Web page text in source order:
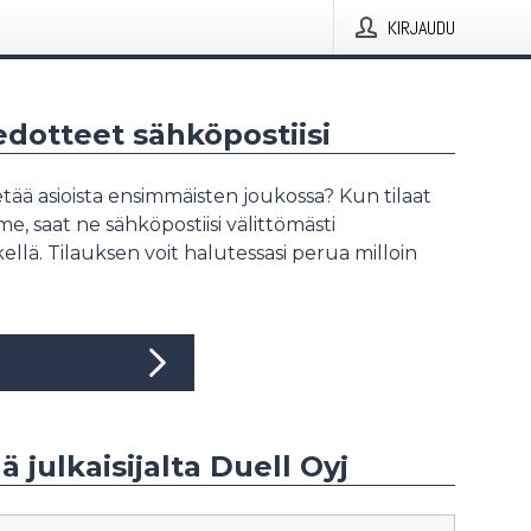
KIRJAUDU
sähköpostiisi
asioista ensimmäisten joukossa? Kun tilaat
saat ne sähköpostiisi välittömästi
Tilauksen voit halutessasi perua milloin
julkaisijalta Duell Oyj